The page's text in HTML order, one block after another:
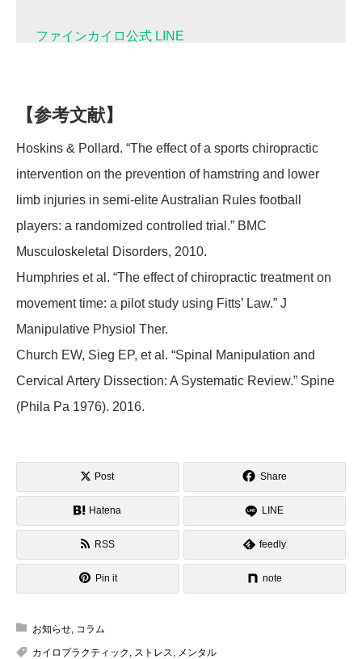
ファインカイロ公式 LINE
【参考文献】
Hoskins & Pollard. “The effect of a sports chiropractic
intervention on the prevention of hamstring and lower
limb injuries in semi-elite Australian Rules football
players: a randomized controlled trial.” BMC
Musculoskeletal Disorders, 2010.
Humphries et al. “The effect of chiropractic treatment on
movement time: a pilot study using Fitts’ Law.” J
Manipulative Physiol Ther.
Church EW, Sieg EP, et al. “Spinal Manipulation and
Cervical Artery Dissection: A Systematic Review.” Spine
(Phila Pa 1976). 2016.
Post Share
Hatena LINE
RSS feedly
Pin it note
お知らせ コラム
カイロプラクティック ストレス メンタル